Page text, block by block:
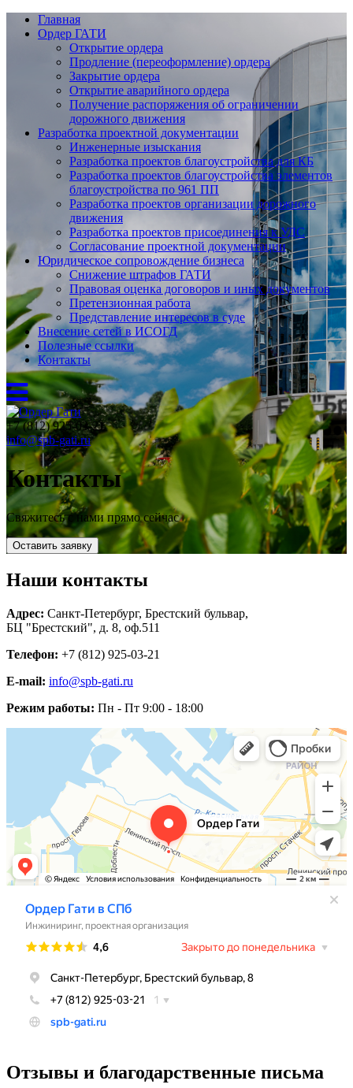
Главная
Ордер ГАТИ
Открытие ордера
Продление (переоформление) ордера
Закрытие ордера
Открытие аварийного ордера
Получение распоряжения об ограничении
дорожного движения
Разработка проектной документации
Инженерные изыскания
Разработка проектов благоустройства для КБ
Разработка проектов благоустройства элементов
благоустройства по 961 ПП
Разработка проектов организации дорожного
движения
Разработка проектов присоединения к УДС
Согласование проектной документации
Юридическое сопровождение бизнеса
Снижение штрафов ГАТИ
Правовая оценка договоров и иных документов
Претензионная работа
Представление интересов в суде
Внесение сетей в ИСОГД
Полезные ссылки
Контакты
+7 (812) 925-03-21
info@spb-gati.ru
Контакты
Свяжитесь с нами прямо сейчас
Оставить заявку
Наши контакты
Адрес: Санкт-Петербург, Брестский бульвар,
БЦ "Брестский", д. 8, оф.511
Телефон: +7 (812) 925-03-21
E-mail: info@spb-gati.ru
Режим работы: Пн - Пт 9:00 - 18:00
Отзывы и благодарственные письма